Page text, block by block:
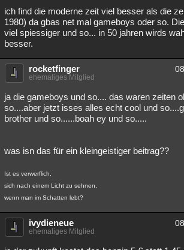
ich find die moderne zeit viel besser als die
1980) da gbas net mal gameboys oder so.
viel spiessiger und so... in 50 jahren wirds
besser.
rocketfinger
ehemaliges Mitglied
ja die gameboys und so.... das waren zeiten
so....aber jetzt isses alles echt cool und
brother und so......boah ey und so.....
was isn das für ein kleingeistiger beitrag??
Ist es verwerflich,
sich nach einem Licht zu sehnen,
wenn man im Schatten lebt?
ivydieneue
ehemaliges Mitglied